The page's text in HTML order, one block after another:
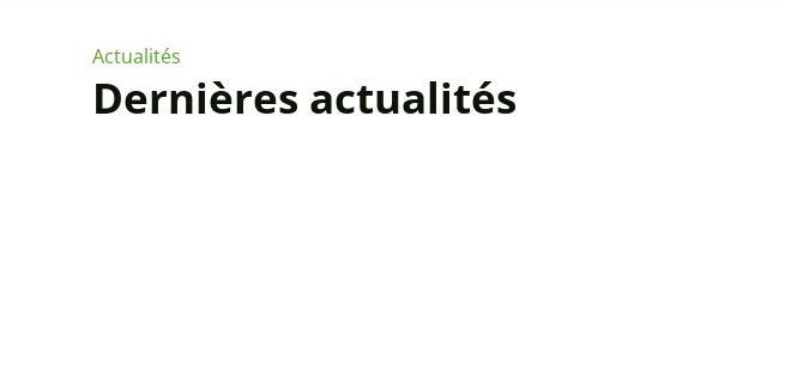
Actualités
Dernières actualités